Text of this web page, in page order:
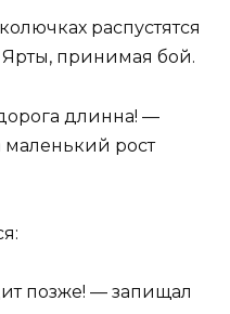
распустятся
Ярты, принимая бой.
длинна! —
маленький рост
позже! — запищал